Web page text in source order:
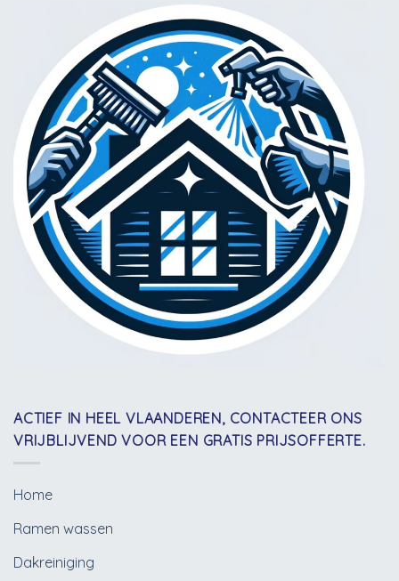
ACTIEF IN HEEL VLAANDEREN, CONTACTEER ONS
VRIJBLIJVEND VOOR EEN GRATIS PRIJSOFFERTE.
Home
Ramen wassen
Dakreiniging